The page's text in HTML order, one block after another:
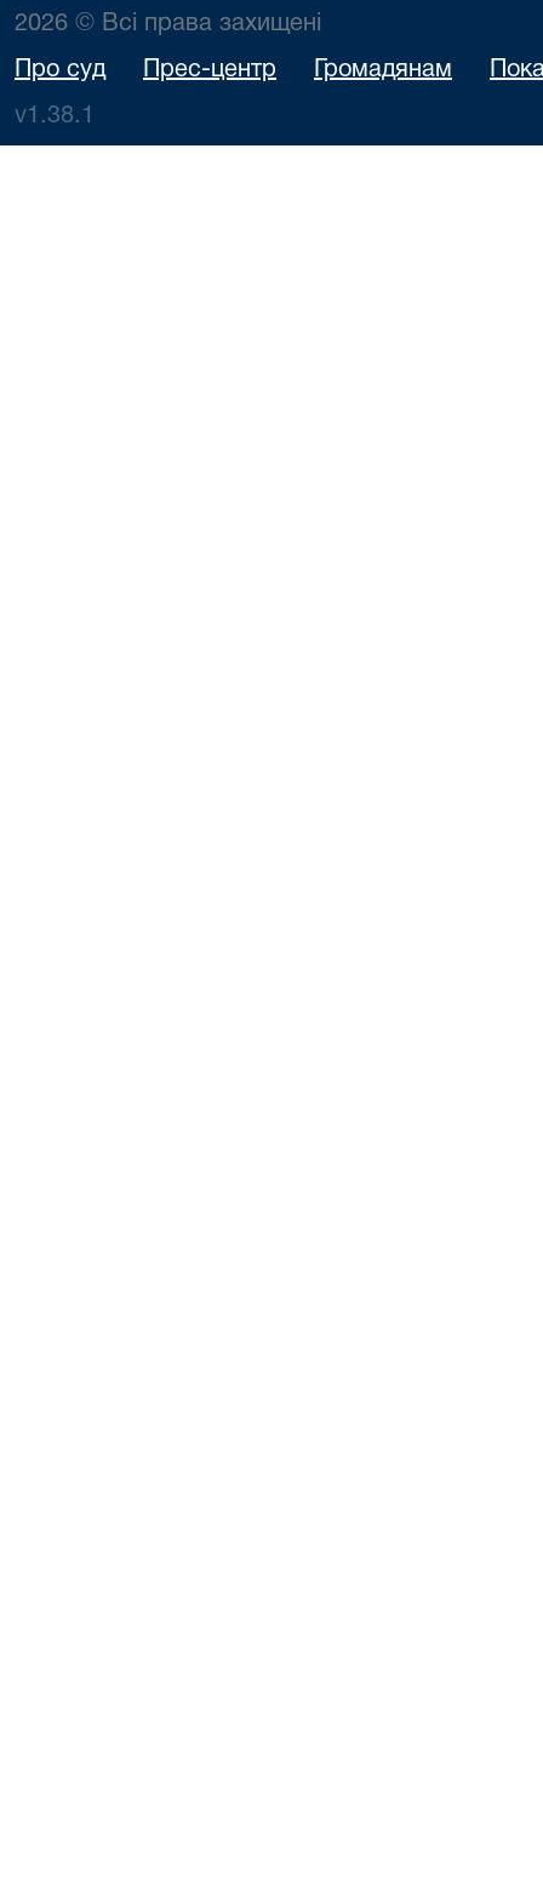
2026 © Всі права захищені
Про суд Прес-центр Громадянам
v1.38.1